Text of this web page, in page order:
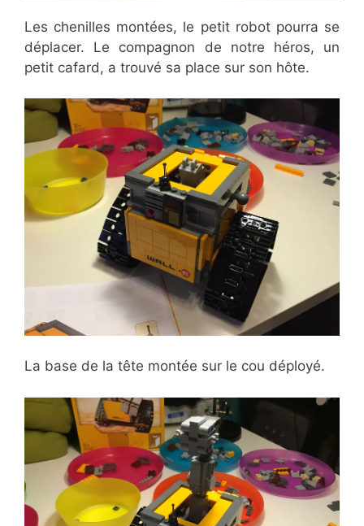
Les chenilles montées, le petit robot pourra se
déplacer. Le compagnon de notre héros, un
petit cafard, a trouvé sa place sur son hôte.
La base de la tête montée sur le cou déployé.